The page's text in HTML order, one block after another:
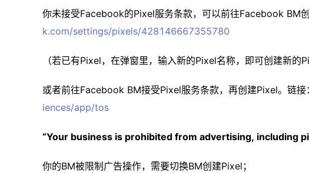
你未接受Facebook的Pixel服务条款，可以前往Facebook BM创
k.com/settings/pixels/428146667355780
（若已有Pixel，在弹窗里，输入新的Pixel名称，即可创建新的
或者前往Facebook BM接受Pixel服务条款，再创建Pixel。链接：
iences/app/tos
“Your business is prohibited from advertising, including
你的BM被限制广告操作，需要切换BM创建Pixel；